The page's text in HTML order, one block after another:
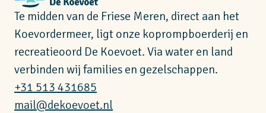
Te midden van de Friese Meren, direct aan het
Koevordermeer, ligt onze koprompboerderij en
recreatieoord De Koevoet. Via water en land
verbinden wij families en gezelschappen.
+31 513 431685
mail@dekoevoet.nl